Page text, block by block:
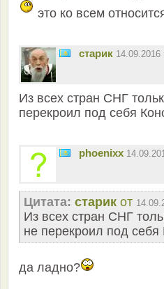
это ко всем
старик
Из всех стран СНГ
перекроил под себя
phoenixx
Цитата: старик от
Из всех стран СНГ
не перекроил под себя
да ладно?